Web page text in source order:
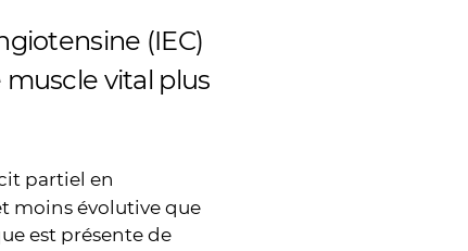
(IEC)
vital plus
partiel en
moins évolutive que
est présente de